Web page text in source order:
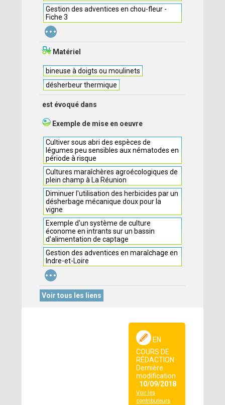
Gestion des adventices en chou-fleur -
Fiche 3
...
Matériel
bineuse à doigts ou moulinets
désherbeur thermique
est évoqué dans
Exemple de mise en oeuvre
Cultiver sous abri des espèces de
légumes peu sensibles aux nématodes en
période à risque
Cultures maraîchères agroécologiques de
plein champ à La Réunion
Diminuer l'utilisation des herbicides par un
désherbage mécanique doux pour la
vigne
Exemple d'un système de culture
économe en intrants sur un bassin
d'alimentation de captage
Gestion des adventices en maraîchage en
Indre-et-Loire
...
Voir tous les liens
EN
COURS DE
RÉDACTION
Dernière
modification
: 10/09/2018
Voir les
contributeurs